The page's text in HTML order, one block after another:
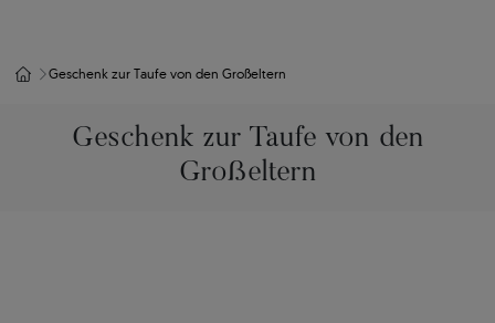
Geschenk zur Taufe von den Großeltern
Geschenk zur Taufe von den
Großeltern